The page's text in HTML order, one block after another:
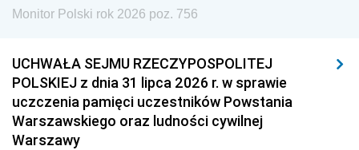
Monitor Polski rok 2026 poz. 756
UCHWAŁA SEJMU RZECZYPOSPOLITEJ
POLSKIEJ z dnia 31 lipca 2026 r. w sprawie
uczczenia pamięci uczestników Powstania
Warszawskiego oraz ludności cywilnej
Warszawy